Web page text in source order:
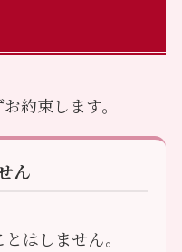
約束します。
ん
はしません。